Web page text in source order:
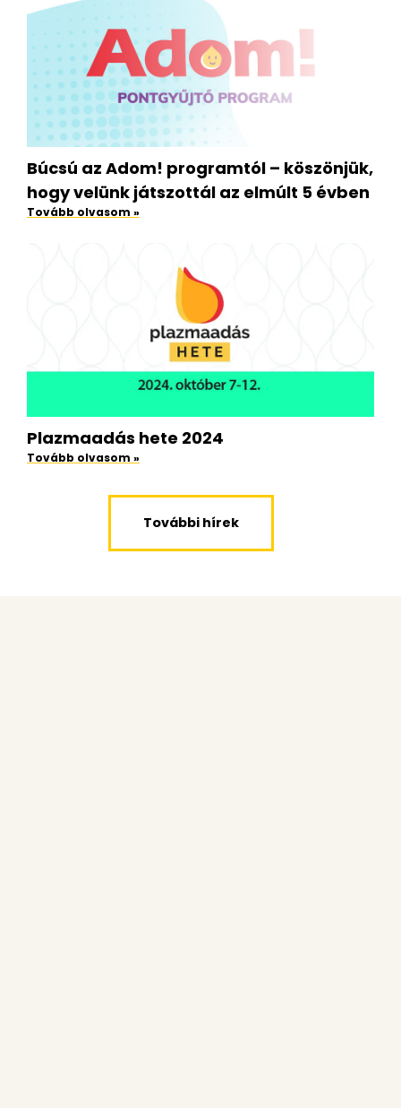
További hírek
Búcsú az Adom! programtól – köszönjük,
hogy velünk játszottál az elmúlt 5 évben
Tovább olvasom »
Plazmaadás hete 2024
Tovább olvasom »